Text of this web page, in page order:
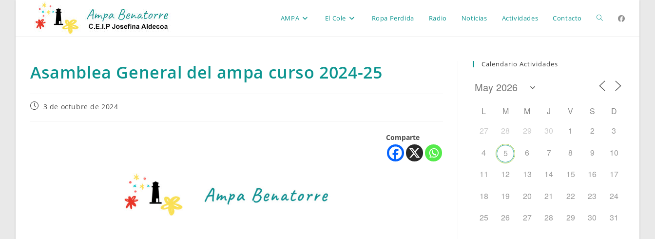
AMPA El Cole Ropa Perdida Radio Noticias Actividades Contacto Alternar
de
Asamblea General del ampa curso 2024-25
Publicación
3 de octubre de 2024
Comparte
Calendario Actividades
L M M J V S
D
27
28 29 30 1 2
3
4
5 6 7 8 9
10
11
12 13 14 15 16
17
18
19 20 21 22 23
24
25
26 27 28 29 30 31